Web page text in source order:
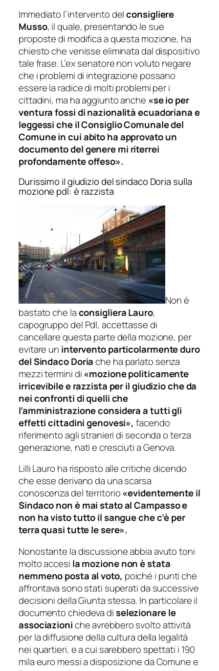
Immediato l’intervento delconsigliere
Musso, il quale, presentando le sue
proposte di modifica a questa mozione, ha
chiesto che venisse eliminata dal dispositivo
tale frase. L’ex senatore non voluto negare
che i problemi di integrazione possano
essere la radice di molti problemi per i
cittadini, ma ha aggiunto anche «se io per
ventura fossi di nazionalità ecuadoriana e
leggessi che il Consiglio Comunale del
Comune in cui abito ha approvato un
documento del genere mi riterrei
profondamente offeso».
Durissimo il giudizio del sindaco Doria sulla
mozione pdl: è razzista
Non è
bastato che laconsigliera Lauro,
capogruppo del Pdl, accettasse di
cancellare questa parte della mozione, per
evitare un intervento particolarmente duro
del Sindaco Doriache ha parlato senza
mezzi termini di«mozione politicamente
irricevibile e razzista per il giudizio che da
nei confronti di quelli che
l’amministrazione considera a tutti gli
effetti cittadini genovesi», facendo
riferimento agli stranieri di seconda o terza
generazione, nati e cresciuti a Genova.
Lilli Lauro ha risposto alle critiche dicendo
che esse derivano da una scarsa
conoscenza del territorio«evidentemente il
Sindaco non è mai stato al Campasso e
non ha visto tutto il sangue che c’è per
terra quasi tutte le sere».
Nonostante la discussione abbia avuto toni
molto accesi la mozione non è stata
nemmeno posta al voto, poiché i punti che
affrontava sono stati superati da successive
decisioni della Giunta stessa. In particolare il
documento chiedeva diselezionare le
associazioniche avrebbero svolto attività
per la diffusione della cultura della legalità
nei quartieri, e a cui sarebbero spettati i 190
mila euro messi a disposizione da Comune e